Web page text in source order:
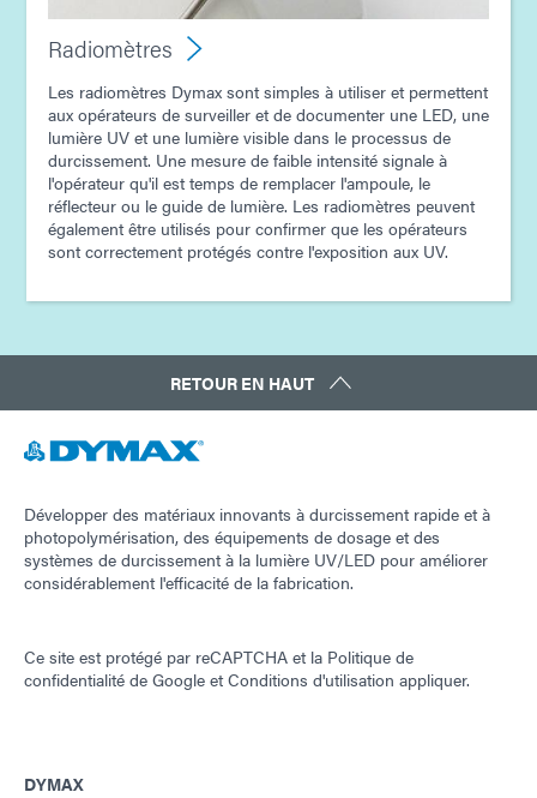
Radiomètres
Les radiomètres Dymax sont simples à utiliser et permettent
aux opérateurs de surveiller et de documenter une LED, une
lumière UV et une lumière visible dans le processus de
durcissement. Une mesure de faible intensité signale à
l'opérateur qu'il est temps de remplacer l'ampoule, le
réflecteur ou le guide de lumière. Les radiomètres peuvent
également être utilisés pour confirmer que les opérateurs
sont correctement protégés contre l'exposition aux UV.
RETOUR EN HAUT
Développer des matériaux innovants à durcissement rapide et à
photopolymérisation, des équipements de dosage et des
systèmes de durcissement à la lumière UV/LED pour améliorer
considérablement l'efficacité de la fabrication.
Ce site est protégé par reCAPTCHA et la Politique de
confidentialité de Google etConditions d'utilisation appliquer.
DYMAX